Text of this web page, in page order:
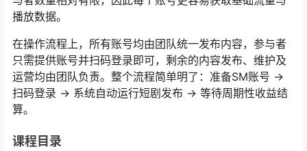
播放数据。
在操作流程上，所有账号均由团队统一发布内容，参与者
只需提供账号并扫码登录即可，剩余的内容发布、维护及
运营均由团队负责。整个流程简单明了：准备SM账号 →
扫码登录 → 系统自动运行短剧发布 → 等待周期性收益结
算。
课程目录